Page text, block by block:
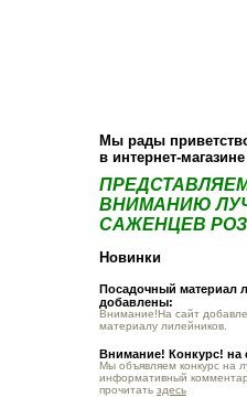
Мы рады
в интернет-
ВНИМАНИЮ
САЖЕНЦЕВ РОЗ
Новинки
Посадочный материал
добавлены:
Внимание!На сайт
материалу лилейников.
Внимание! Конкурс! на
Мы объявляем конкурс на
информативный
прочитать здесь